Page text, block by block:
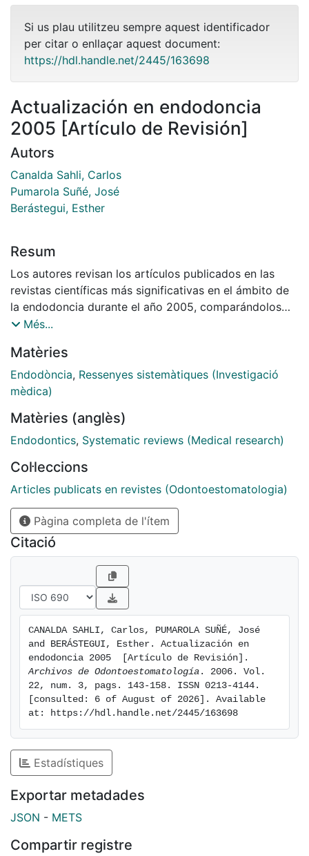
Si us plau utilitzeu sempre aquest identificador
per citar o enllaçar aquest document:
https://hdl.handle.net/2445/163698
Actualización en endodoncia
2005 [Artículo de Revisión]
Autors
Canalda Sahli, Carlos
Pumarola Suñé, José
Berástegui, Esther
Resum
Los autores revisan los artículos publicados en las
revistas científicas más significativas en el ámbito de
la endodoncia durante el año 2005, comparándolos
entre ellos, con otros anteriores y con los conceptos
Més...
Matèries
Endodòncia, Ressenyes sistemàtiques (Investigació
mèdica)
Matèries (anglès)
Endodontics, Systematic reviews (Medical research)
Col·leccions
Articles publicats en revistes (Odontoestomatologia)
Pàgina completa de l'ítem
Citació
CANALDA SAHLI, Carlos, PUMAROLA SUÑÉ, José
and BERÁSTEGUI, Esther. Actualización en
Archivos de Odontoestomatología . 2006. Vol.
22, num. 3, pags. 143-158. ISSN 0213-4144.
[consulted: 6 of August of 2026]. Available
at: https://hdl.handle.net/2445/163698
Estadístiques
Exportar metadades
JSON - METS
Compartir registre